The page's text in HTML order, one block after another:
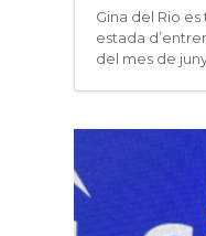
Gina del Rio
estada
del mes de